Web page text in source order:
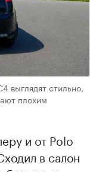
выглядят стильно,
плохим
и от Polo
в салон